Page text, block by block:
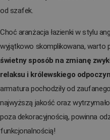
od szafek.
Choć aranżacja łazienki w stylu
wyjątkowo skomplikowana, warto
świetny sposób na zmianę
relaksu i królewskiego
armatura pochodziły od
najwyższą jakość oraz
poza dekoracyjnością, powinna
funkcjonalnością!